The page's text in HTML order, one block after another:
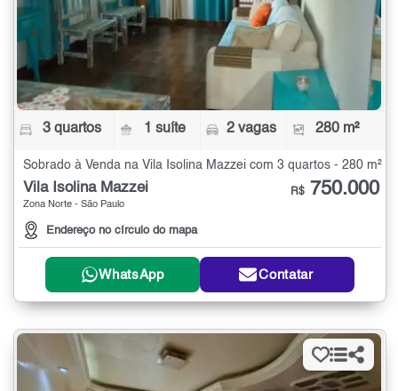
3 quartos 1 suíte 2 vagas 280 m²
Sobrado à Venda na Vila Isolina Mazzei com 3 quartos - 280 m²
Vila Isolina Mazzei
Zona Norte - São Paulo
Endereço no círculo do mapa
R$ 750.000
WhatsApp Contatar